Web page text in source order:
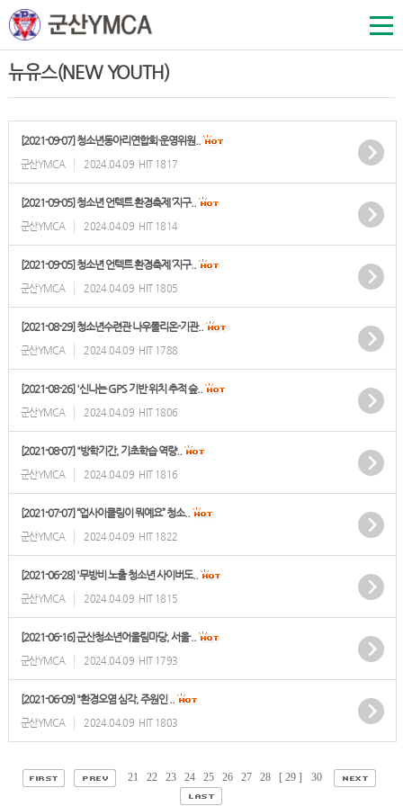
뉴유스(NEW YOUTH)
[2021-09-07] 청소년동아리연합회·운영위원..
군산YMCA 2024.04.09 HIT 1817
[2021-09-05] 청소년 언텍트 환경축제 ‘지구..
군산YMCA 2024.04.09 HIT 1814
[2021-09-05] 청소년 언텍트 환경축제 ‘지구..
군산YMCA 2024.04.09 HIT 1805
[2021-08-29] 청소년수련관 나우폴리온-기관..
군산YMCA 2024.04.09 HIT 1788
[2021-08-26] '신나는 GPS 기반 위치 추적 숲..
군산YMCA 2024.04.09 HIT 1806
[2021-08-07] "방학기간, 기초학습 역량..
군산YMCA 2024.04.09 HIT 1816
[2021-07-07] “업사이클링이 뭐예요” 청소..
군산YMCA 2024.04.09 HIT 1822
[2021-06-28] '무방비 노출 청소년 사이버도..
군산YMCA 2024.04.09 HIT 1815
[2021-06-16] 군산청소년어울림마당, 서울·..
군산YMCA 2024.04.09 HIT 1793
[2021-06-09] "환경오염 심각, 주원인 ..
군산YMCA 2024.04.09 HIT 1803
21 22 23 24 25 26 27 28 [ 29 ] 30